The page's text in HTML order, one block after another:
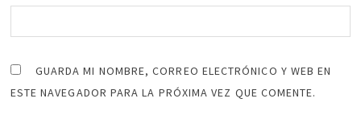
GUARDA MI NOMBRE, CORREO ELECTRÓNICO Y WEB EN
ESTE NAVEGADOR PARA LA PRÓXIMA VEZ QUE COMENTE.